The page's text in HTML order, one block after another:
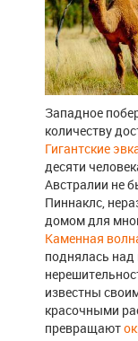
Западное
количеству
Гигантские
десяти
Австралии не
Пиннаклс,
домом для
Каменная
поднялась
известны
красочными
превращают